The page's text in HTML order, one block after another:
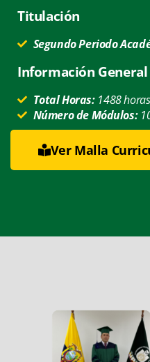
Titulación
Segundo Periodo
Información General
Total Horas:1488
Número de Módulos:
Ver Malla